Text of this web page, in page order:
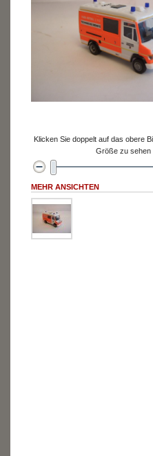
Klicken Sie doppelt auf das obere
Größe zu sehen
MEHR ANSICHTEN